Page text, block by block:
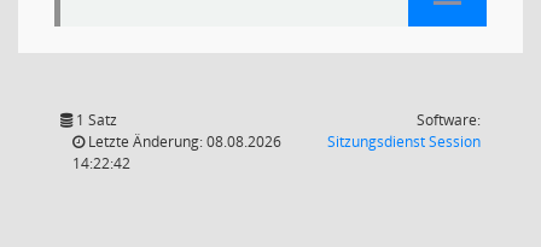
1 Satz
Letzte Änderung: 08.08.2026
14:22:42
Software:
SitzungsdienstSession(Wird in